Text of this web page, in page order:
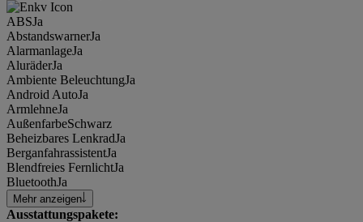
ABSJa
AbstandswarnerJa
AlarmanlageJa
AluräderJa
Ambiente BeleuchtungJa
Android AutoJa
ArmlehneJa
AußenfarbeSchwarz
Beheizbares LenkradJa
BerganfahrassistentJa
Blendfreies FernlichtJa
BluetoothJa
Mehr anzeigen
Ausstattungspakete: